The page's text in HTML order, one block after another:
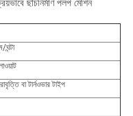
ছাঁচনির্মাণ পলপ মেশিন
বা টার্নওভার টাইপ